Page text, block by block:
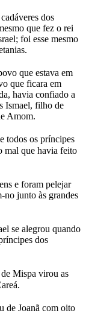
dos
que fez o rei
foi esse mesmo
que estava em
que ficara em
havia confiado a
Ismael, filho de
Amom.
todos os príncipes
mal que havia feito
e foram pelejar
no junto às grandes
se alegrou quando
dos
Mispa virou as
de Joanã com oito